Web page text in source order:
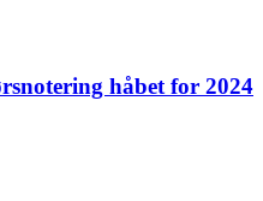
håbet for 2024